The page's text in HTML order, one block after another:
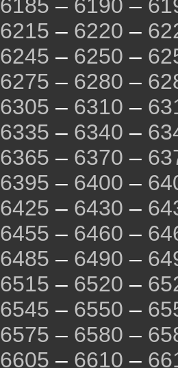
6185 – 6190 –
6215 – 6220 –
6245 – 6250 –
6275 – 6280 –
6305 – 6310 –
6335 – 6340 –
6365 – 6370 –
6395 – 6400 –
6425 – 6430 –
6455 – 6460 –
6485 – 6490 –
6515 – 6520 –
6545 – 6550 –
6575 – 6580 –
6605 – 6610 –